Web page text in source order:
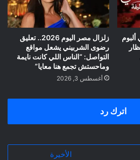
ألبوم
زلزال مصر اليوم 2026.. تعليق
رضوى الشربيني يشعل مواقع
التواصل: “الناس اللي كانت نايمة
وماحستش تجمع هنا معايا”
أغسطس 3, 2026
اترك رد
الأخيرة